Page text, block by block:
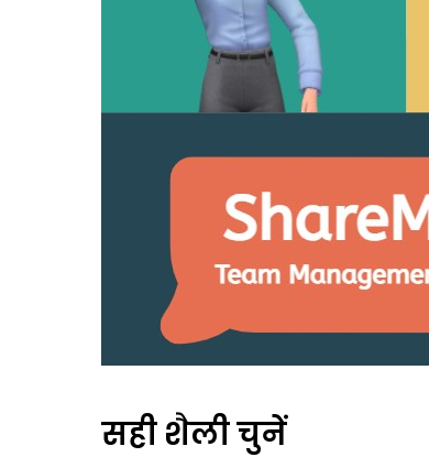
सही शैली चुनें